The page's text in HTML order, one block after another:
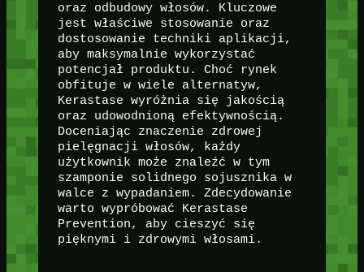
oraz odbudowy włosów. Kluczowe
jest właściwe stosowanie oraz
dostosowanie techniki aplikacji,
aby maksymalnie wykorzystać
potencjał produktu. Choć rynek
obfituje w wiele alternatyw,
Kerastase wyróżnia się jakością
oraz udowodnioną efektywnością.
Doceniając znaczenie zdrowej
pielęgnacji włosów, każdy
użytkownik może znaleźć w tym
szamponie solidnego sojusznika w
walce z wypadaniem. Zdecydowanie
warto wypróbować Kerastase
Prevention, aby cieszyć się
pięknymi i zdrowymi włosami.